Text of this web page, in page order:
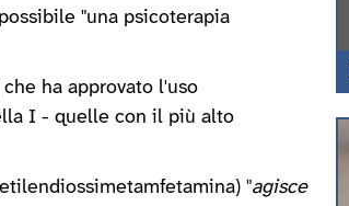
"una psicoterapia
ha approvato l'uso
I - quelle con il più alto
"agisce